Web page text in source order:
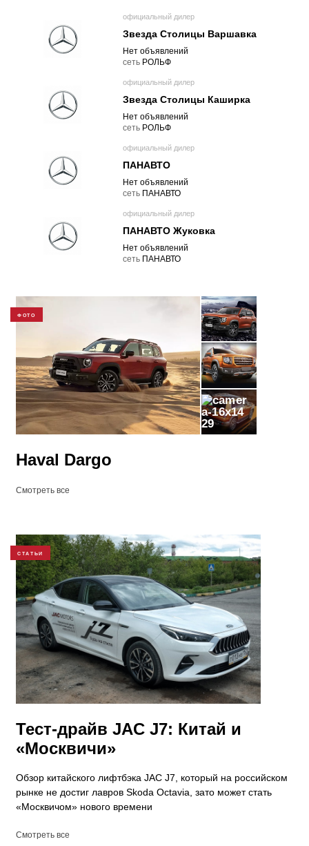
официальный дилер
Звезда Столицы Варшавка
Нет объявлений
cеть РОЛЬФ
официальный дилер
Звезда Столицы Каширка
Нет объявлений
cеть РОЛЬФ
официальный дилер
ПАНАВТО
Нет объявлений
cеть ПАНАВТО
официальный дилер
ПАНАВТО Жуковка
Нет объявлений
cеть ПАНАВТО
ФОТО
29
Haval Dargo
Смотреть все
СТАТЬИ
Тест-драйв JAC J7: Китай и
«Москвичи»
Обзор китайского лифтбэка JAC J7, который на российском
рынке не достиг лавров Skoda Octavia, зато может стать
«Москвичом» нового времени
Смотреть все